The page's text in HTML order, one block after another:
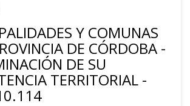
Y COMUNAS
DE CÓRDOBA -
DE SU
TERRITORIAL -